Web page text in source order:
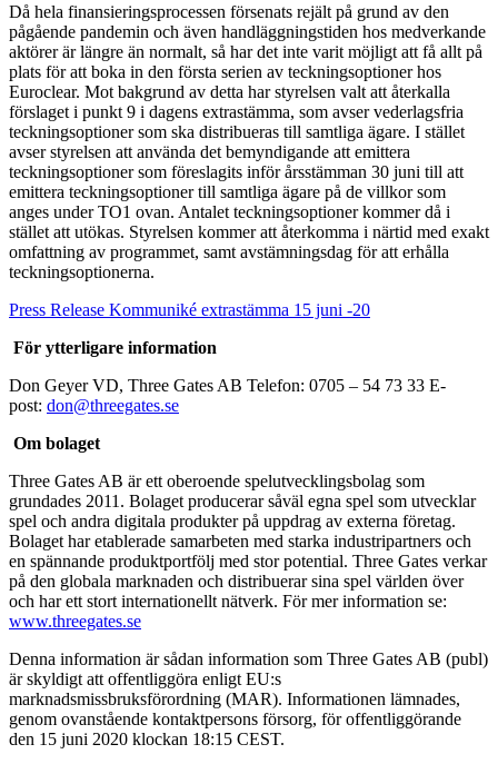
Då hela finansieringsprocessen försenats rejält på grund av den
pågående pandemin och även handläggningstiden hos medverkande
aktörer är längre än normalt, så har det inte varit möjligt att få allt på
plats för att boka in den första serien av teckningsoptioner hos
Euroclear. Mot bakgrund av detta har styrelsen valt att återkalla
förslaget i punkt 9 i dagens extrastämma, som avser vederlagsfria
teckningsoptioner som ska distribueras till samtliga ägare. I stället
avser styrelsen att använda det bemyndigande att emittera
teckningsoptioner som föreslagits inför årsstämman 30 juni till att
emittera teckningsoptioner till samtliga ägare på de villkor som
anges under TO1 ovan. Antalet teckningsoptioner kommer då i
stället att utökas. Styrelsen kommer att återkomma i närtid med exakt
omfattning av programmet, samt avstämningsdag för att erhålla
teckningsoptionerna.
Press Release Kommuniké extrastämma 15 juni -20
För ytterligare information
Don Geyer VD, Three Gates AB Telefon: 0705 – 54 73 33 E-
post: don@threegates.se
Om bolaget
Three Gates AB är ett oberoende spelutvecklingsbolag som
grundades 2011. Bolaget producerar såväl egna spel som utvecklar
spel och andra digitala produkter på uppdrag av externa företag.
Bolaget har etablerade samarbeten med starka industripartners och
en spännande produktportfölj med stor potential. Three Gates verkar
på den globala marknaden och distribuerar sina spel världen över
och har ett stort internationellt nätverk. För mer information se:
www.threegates.se
Denna information är sådan information som Three Gates AB (publ)
är skyldigt att offentliggöra enligt EU:s
marknadsmissbruksförordning (MAR). Informationen lämnades,
genom ovanstående kontaktpersons försorg, för offentliggörande
den 15 juni 2020 klockan 18:15 CEST.